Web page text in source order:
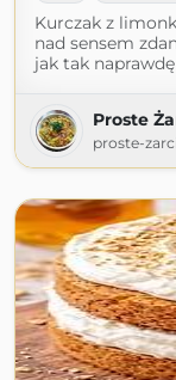
Kurczak z
nad sensem
jak tak
Proste
proste-